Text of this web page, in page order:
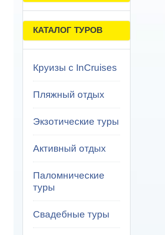
КАТАЛОГ ТУРОВ
Круизы с InCruises
Пляжный отдых
Экзотические туры
Активный отдых
Паломнические
туры
Свадебные туры